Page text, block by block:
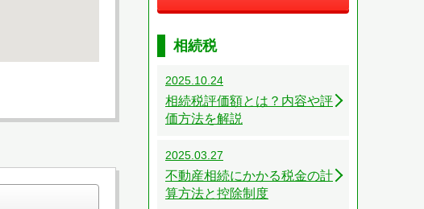
相続税
2025.10.24
相続税評価額とは？内容や評
価方法を解説
2025.03.27
不動産相続にかかる税金の計
算方法と控除制度